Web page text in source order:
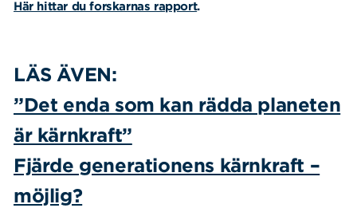
Här hittar du forskarnas rapport.
LÄS ÄVEN:
”Det enda som kan rädda planeten
är kärnkraft”
Fjärde generationens kärnkraft –
möjlig?
efter: